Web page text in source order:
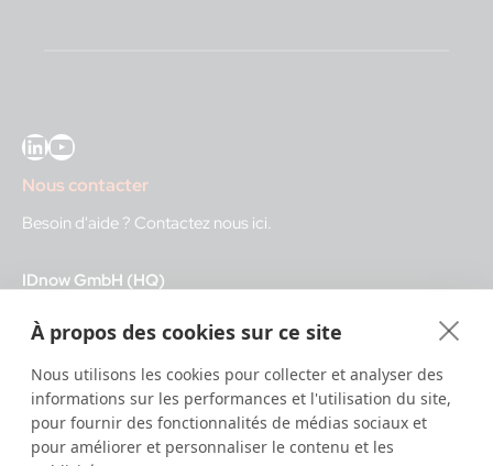
LinkedIn YouTube
Nous contacter
Besoin d'aide ? Contactez nous ici.
IDnow GmbH (HQ)
Heures d'ouverture
Centre d'identification
8:00 – 12:00. CET - service diurne
12:00 – 20:00 CET - service nocturne
À propos des cookies sur ce site
Nous utilisons les cookies pour collecter et analyser des
informations sur les performances et l'utilisation du site,
pour fournir des fonctionnalités de médias sociaux et
pour améliorer et personnaliser le contenu et les